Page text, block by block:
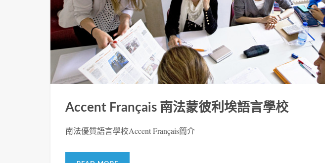
Accent Français 南法蒙彼利埃語言學校
南法優質語言學校Accent Français簡介